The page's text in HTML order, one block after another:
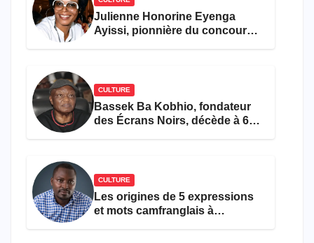
Julienne Honorine Eyenga
Ayissi, pionnière du concours
CULTURE
Bassek Ba Kobhio, fondateur
des Écrans Noirs, décède à 69
CULTURE
Les origines de 5 expressions
et mots camfranglais à